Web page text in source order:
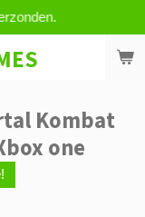
Kombat
one